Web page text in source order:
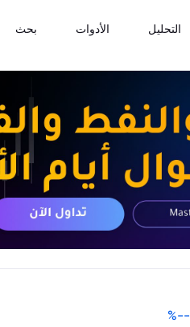
التحليل الأدوات بحث
--
%